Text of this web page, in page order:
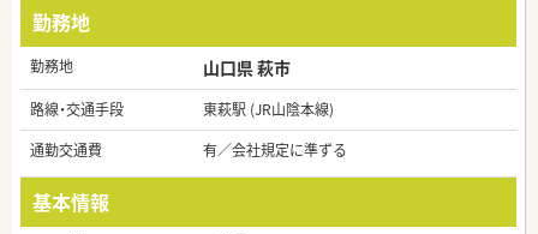
勤務地
勤務地 山口県 萩市
路線・交通手段
東萩駅 (JR山陰本線)
通勤交通費
有／会社規定に準ずる
基本情報